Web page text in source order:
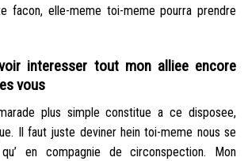
facon, elle-meme toi-meme pourra prendre
interesser tout mon alliee encore
vous
plus simple constitue a ce disposee,
Il faut juste deviner hein toi-meme nous se
en compagnie de circonspection. Mon